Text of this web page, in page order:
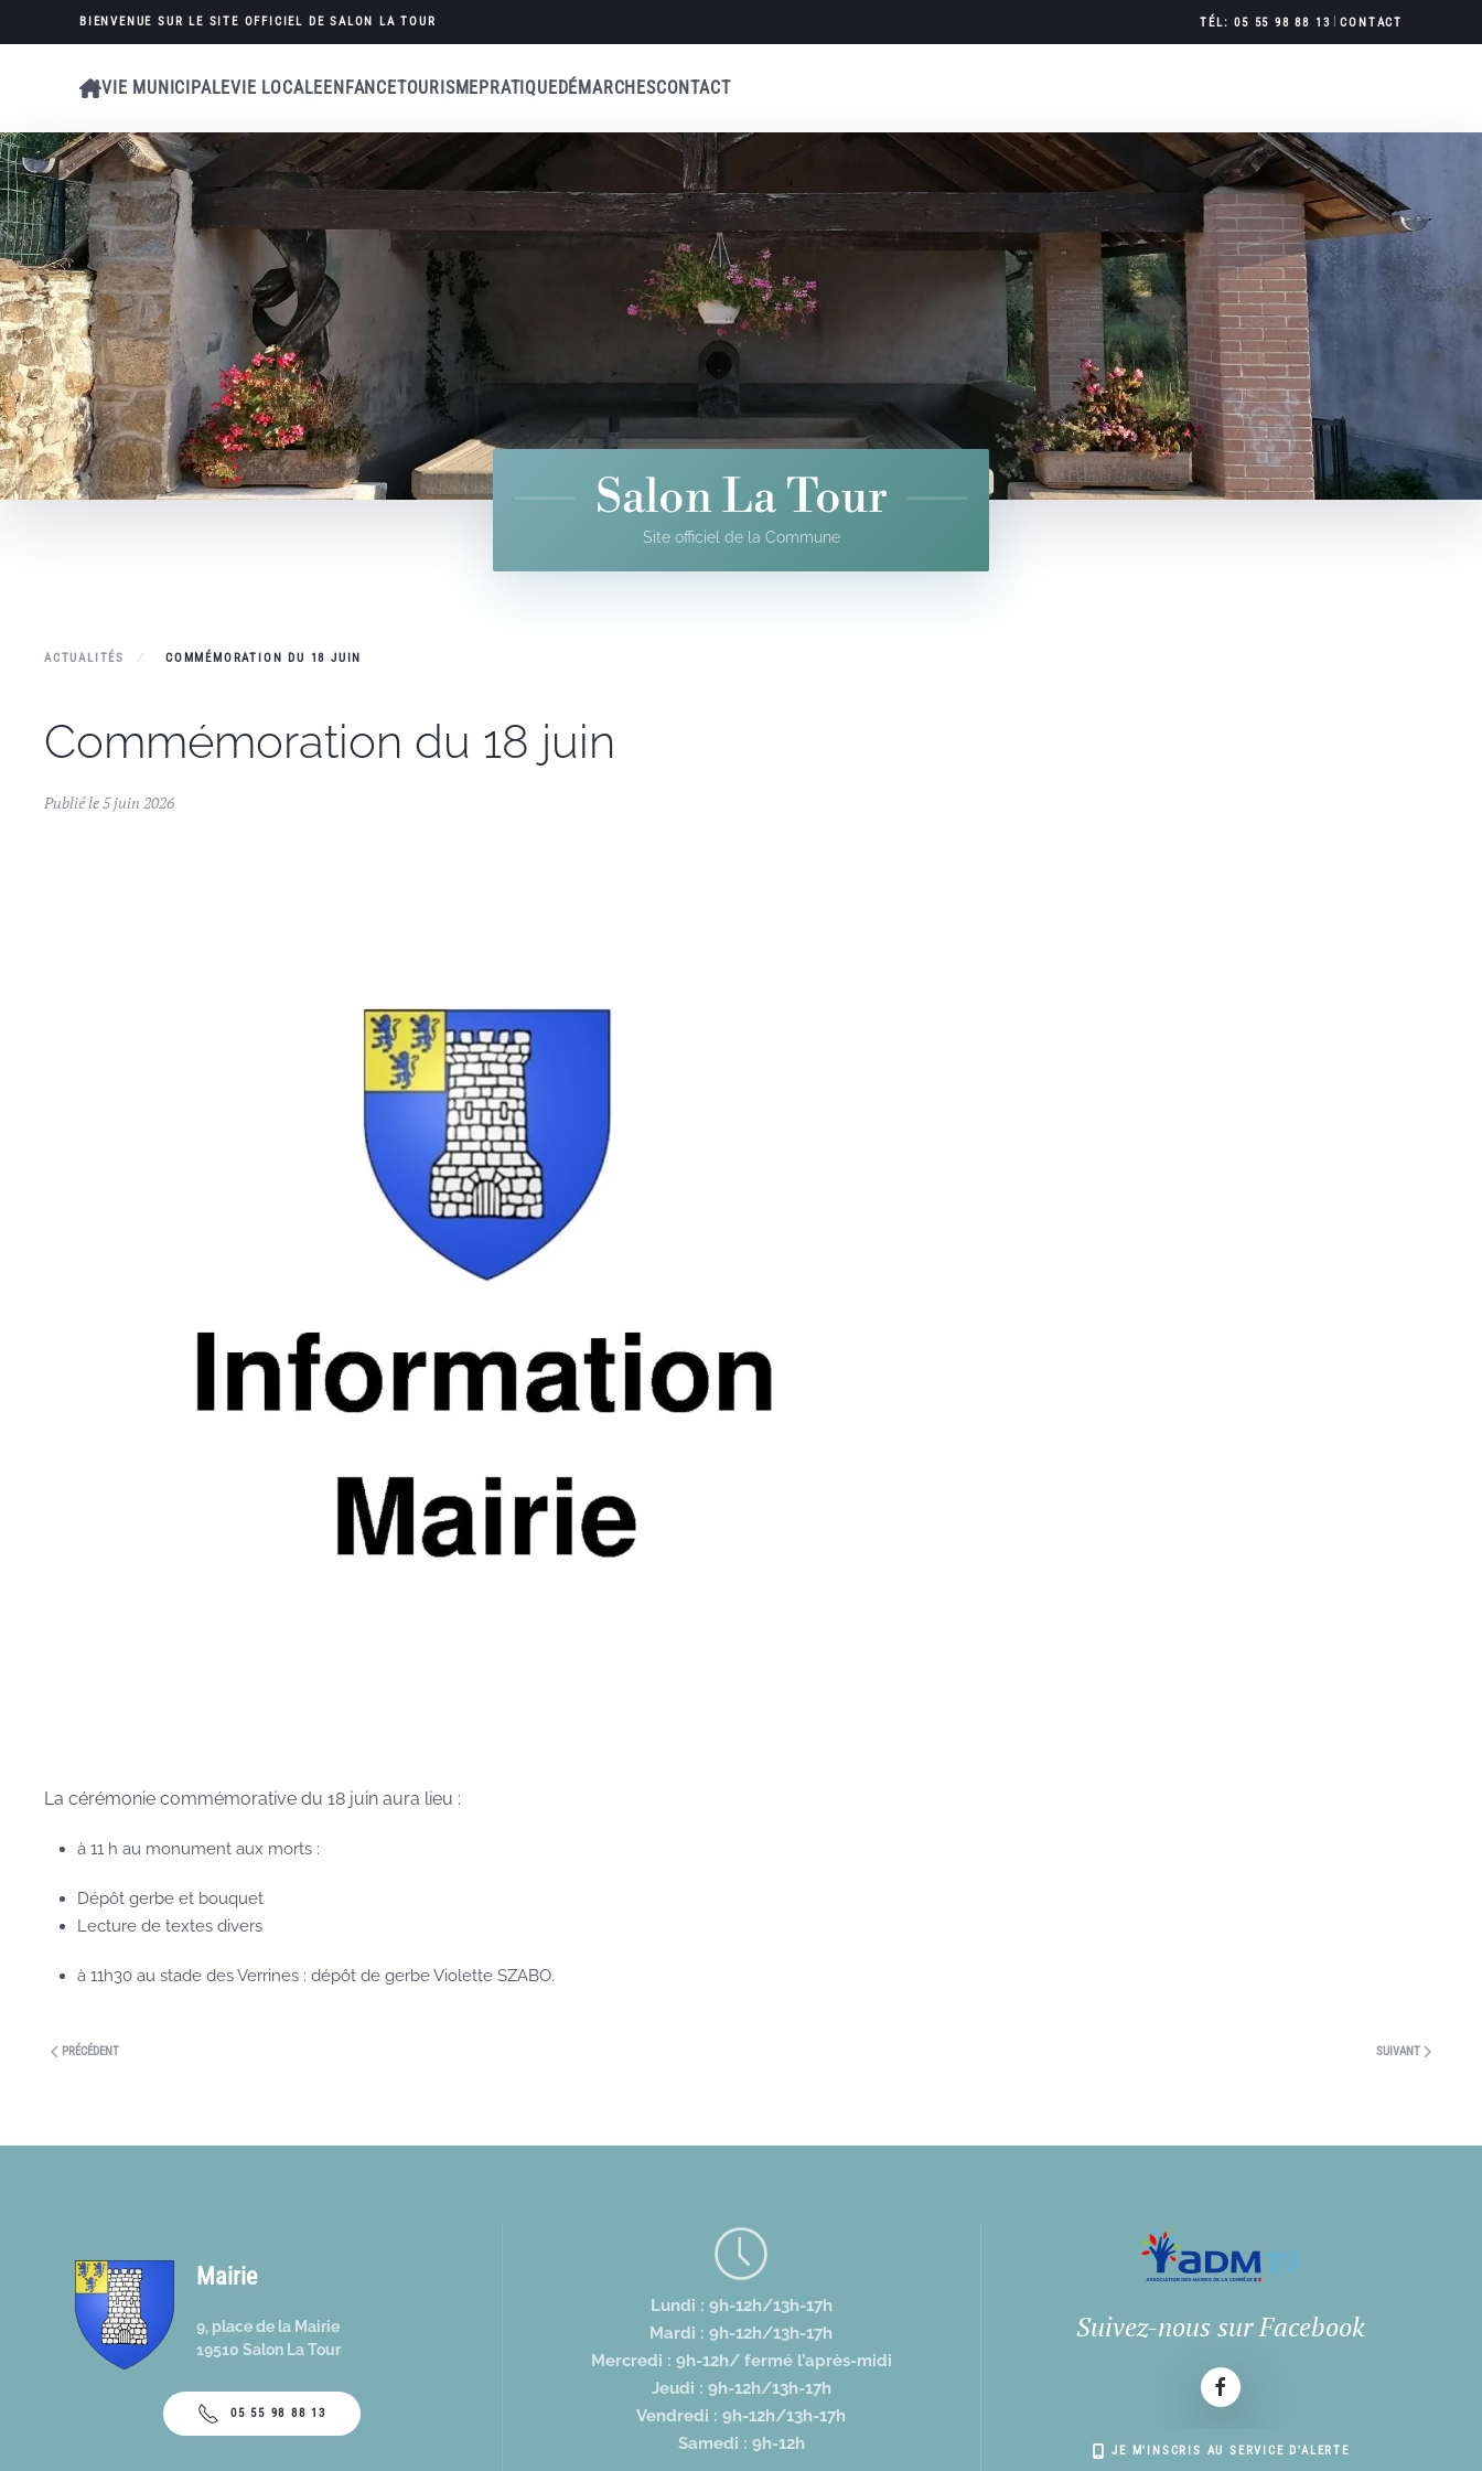
Skip to main content
BIENVENUE SUR LE SITE OFFICIEL DE SALON LA TOUR TÉL: 05 55 98 88 13 |CONTACT
VIE MUNICIPALEVIE LOCALEENFANCETOURISMEPRATIQUEDÉMARCHESCONTACT
Salon La Tour
Site officiel de la Commune
ACTUALITÉS COMMÉMORATION DU 18 JUIN
Commémoration du 18 juin
Publié le 5 juin 2026
La cérémonie commémorative du 18 juin aura lieu :
à 11 h au monument aux morts :
Dépôt gerbe et bouquet
Lecture de textes divers
à 11h30 au stade des Verrines : dépôt de gerbe Violette SZABO.
PRÉCÉDENT SUIVANT
Mairie
9, place de la Mairie
19510 Salon La Tour
05 55 98 88 13
Lundi : 9h-12h/13h-17h
Mardi : 9h-12h/13h-17h
Mercredi : 9h-12h/ fermé l’après-midi
Jeudi : 9h-12h/13h-17h
Vendredi : 9h-12h/13h-17h
Samedi : 9h-12h
Suivez-nous sur Facebook
JE M'INSCRIS AU SERVICE D'ALERTE